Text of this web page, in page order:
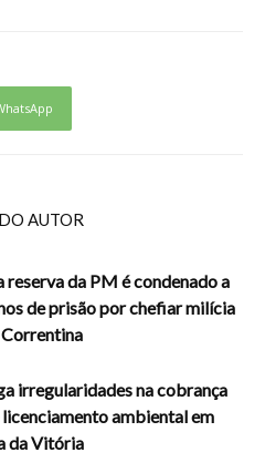
AUTOR
reserva da PM é condenado a
de prisão por chefiar milícia
irregularidades na cobrança
licenciamento ambiental em
da Vitória